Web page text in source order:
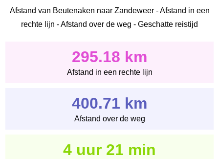
Afstand van Beutenaken naar Zandeweer - Afstand in een
rechte lijn - Afstand over de weg - Geschatte reistijd
295.18 km
Afstand in een rechte lijn
400.71 km
Afstand over de weg
4 uur 21 min